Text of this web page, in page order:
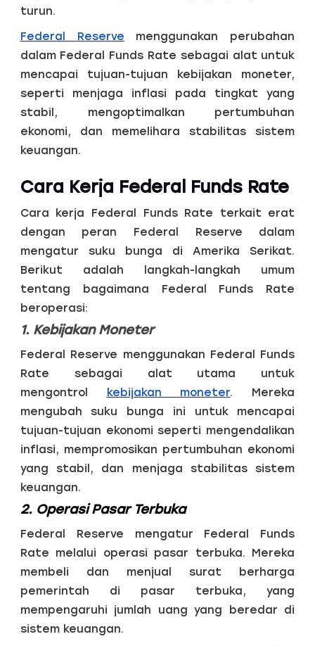
turun.
Federal Reserve menggunakan perubahan
dalam Federal Funds Rate sebagai alat untuk
mencapai tujuan-tujuan kebijakan moneter,
seperti menjaga inflasi pada tingkat yang
stabil, mengoptimalkan pertumbuhan
ekonomi, dan memelihara stabilitas sistem
keuangan.
Cara Kerja Federal Funds Rate
Cara kerja Federal Funds Rate terkait erat
dengan peran Federal Reserve dalam
mengatur suku bunga di Amerika Serikat.
Berikut adalah langkah-langkah umum
tentang bagaimana Federal Funds Rate
beroperasi:
1. Kebijakan Moneter
Federal Reserve menggunakan Federal Funds
Rate sebagai alat utama untuk
mengontrol kebijakan moneter. Mereka
mengubah suku bunga ini untuk mencapai
tujuan-tujuan ekonomi seperti mengendalikan
inflasi, mempromosikan pertumbuhan ekonomi
yang stabil, dan menjaga stabilitas sistem
keuangan.
2. Operasi Pasar Terbuka
Federal Reserve mengatur Federal Funds
Rate melalui operasi pasar terbuka. Mereka
membeli dan menjual surat berharga
pemerintah di pasar terbuka, yang
mempengaruhi jumlah uang yang beredar di
sistem keuangan.